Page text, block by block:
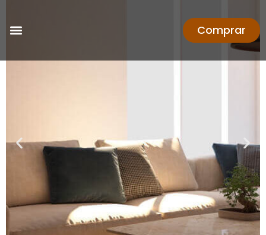
Comprar